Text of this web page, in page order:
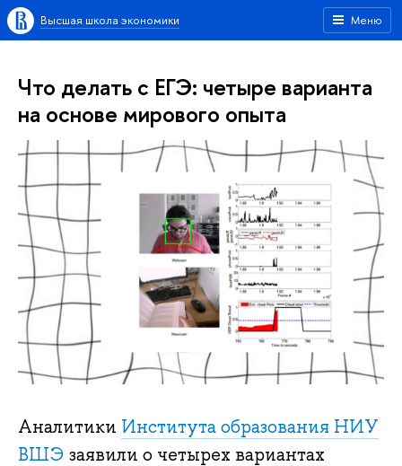
Меню
Высшая школа экономики
Что делать с ЕГЭ: четыре варианта
на основе мирового опыта
Аналитики Института образования НИУ
ВШЭ заявили о четырех вариантах